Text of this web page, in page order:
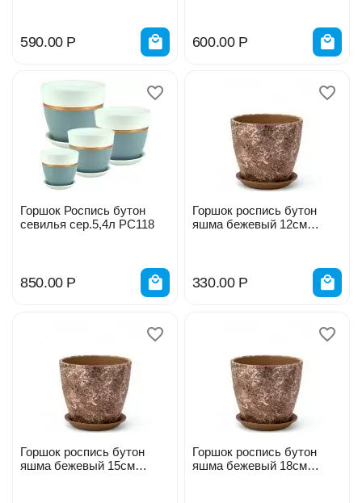
590.00 Р 600.00 Р
Горшок Роспись бутон
севилья сер.5,4л РС118
850.00 Р
Горшок роспись бутон
яшма бежевый 12см
330.00 Р
Горшок роспись бутон
яшма бежевый 15см
Горшок роспись бутон
яшма бежевый 18см